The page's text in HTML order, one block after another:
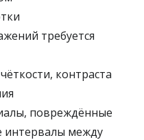
требуется
контраста
повреждённые
интервалы между